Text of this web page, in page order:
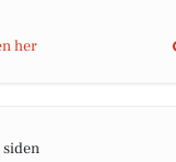
her
siden